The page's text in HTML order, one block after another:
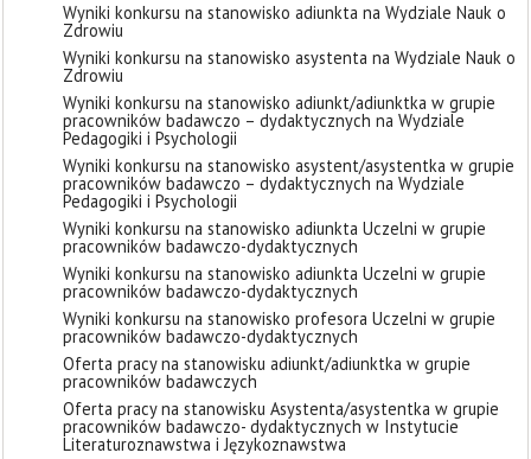
Wyniki konkursu na stanowisko adiunkta na Wydziale Nauk o
Zdrowiu
Wyniki konkursu na stanowisko asystenta na Wydziale Nauk o
Zdrowiu
Wyniki konkursu na stanowisko adiunkt/adiunktka w grupie
pracowników badawczo – dydaktycznych na Wydziale
Pedagogiki i Psychologii
Wyniki konkursu na stanowisko asystent/asystentka w grupie
pracowników badawczo – dydaktycznych na Wydziale
Pedagogiki i Psychologii
Wyniki konkursu na stanowisko adiunkta Uczelni w grupie
pracowników badawczo-dydaktycznych
Wyniki konkursu na stanowisko adiunkta Uczelni w grupie
pracowników badawczo-dydaktycznych
Wyniki konkursu na stanowisko profesora Uczelni w grupie
pracowników badawczo-dydaktycznych
Oferta pracy na stanowisku adiunkt/adiunktka w grupie
pracowników badawczych
Oferta pracy na stanowisku Asystenta/asystentka w grupie
pracowników badawczo- dydaktycznych w Instytucie
Literaturoznawstwa i Językoznawstwa